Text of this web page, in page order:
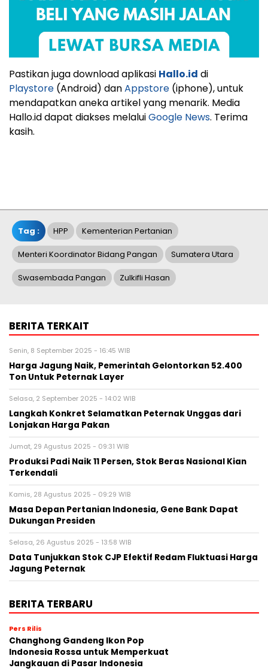
Pastikan juga download aplikasi Hallo.id di
Playstore (Android) danAppstore (iphone), untuk
mendapatkan aneka artikel yang menarik. Media
Hallo.id dapat diakses melaluiGoogle News. Terima
kasih.
Tag : HPP Kementerian Pertanian
Menteri Koordinator Bidang Pangan Sumatera Utara
Swasembada Pangan Zulkifli Hasan
BERITA TERKAIT
Senin, 8 September 2025 - 16:45 WIB
Harga Jagung Naik, Pemerintah Gelontorkan 52.400
Ton Untuk Peternak Layer
Selasa, 2 September 2025 - 14:02 WIB
Langkah Konkret Selamatkan Peternak Unggas dari
Lonjakan Harga Pakan
Jumat, 29 Agustus 2025 - 09:31 WIB
Produksi Padi Naik 11 Persen, Stok Beras Nasional Kian
Terkendali
Kamis, 28 Agustus 2025 - 09:29 WIB
Masa Depan Pertanian Indonesia, Gene Bank Dapat
Dukungan Presiden
Selasa, 26 Agustus 2025 - 13:58 WIB
Data Tunjukkan Stok CJP Efektif Redam Fluktuasi Harga
Jagung Peternak
BERITA TERBARU
Pers Rilis
Changhong Gandeng Ikon Pop
Indonesia Rossa untuk Memperkuat
Jangkauan di Pasar Indonesia